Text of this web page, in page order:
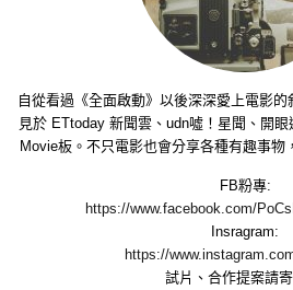
自從看過《全面啟動》以後深深愛上電影
見於 ETtoday 新聞雲、udn噓！星聞、開
Movie板。不只電影也會分享各種有趣事物
FB粉專:
https://www.facebook.com/
Insragram:
https://
試片、合作提案請